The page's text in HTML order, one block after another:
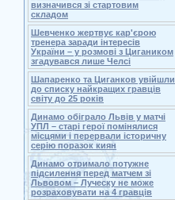
визначився зі стартовим
складом
Шевченко жертвує кар'єрою
тренера заради інтересів
України – у розмові з Цигаником
згадувався лише Челсі
Шапаренко та Циганков увійшли
до списку найкращих гравців
світу до 25 років
Динамо обіграло Львів у матчі
УПЛ – старі герої помінялися
місцями і перервали історичну
серію поразок киян
Динамо отримало потужне
підсилення перед матчем зі
Львовом – Луческу не може
розраховувати на 4 гравців